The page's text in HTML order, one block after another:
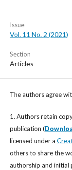
Issue
Vol. 11 No. 2 (2021)
Section
Articles
The authors agree
1. Authors retain
publication (
licensed under a
others to share the
authorship and initial